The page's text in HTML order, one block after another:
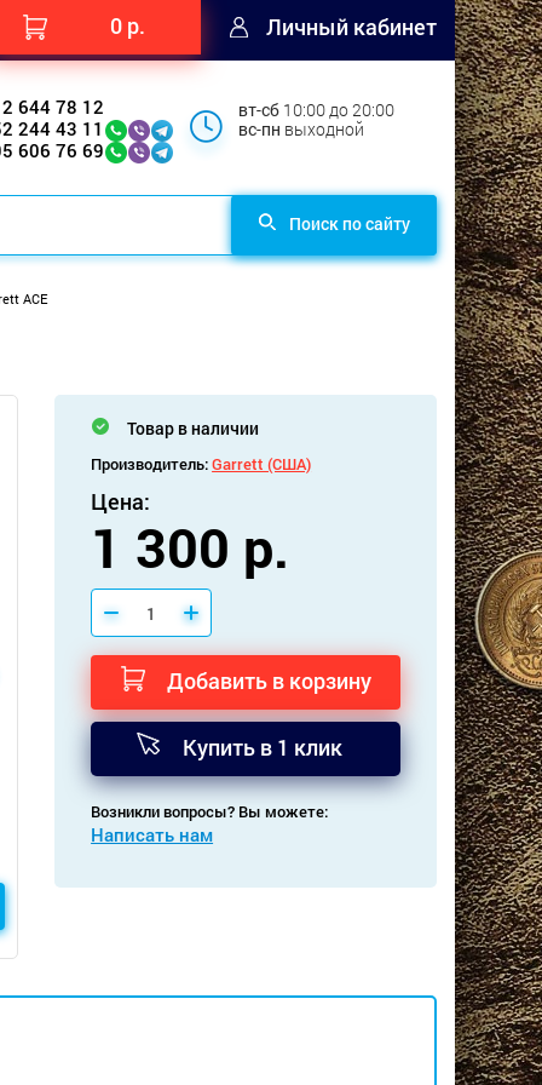
0 р. Личный кабинет
644 78 12
244 43 11
606 76 69
вт-сб 10:00 до 20:00
вс-пн выходной
Поиск по сайту
ACE
Товар в наличии
Производитель:Garrett (США)
Цена:
1 300 р.
Добавить в корзину
Купить в 1 клик
Возникли вопросы? Вы можете:
Написать нам